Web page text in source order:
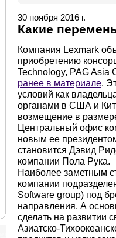
30 ноября 2016 г.
Какие
Компания Lexmark
приобретению
Technology, PAG Asia
ранее в материале .
условий как
органами в США и
возмещение в
Центральный офис
новым ее
становится Дэвид
компании Пола Рука.
Наиболее заметным
компании
Software group) под
направления. А
сделать на развитии
Азиатско-